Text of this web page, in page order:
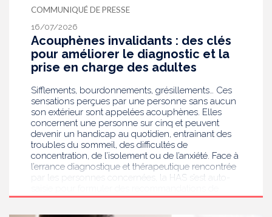
pour les autres professionnels travaillant dans les
établissements de santé ou dans les
établissements médicaux sociaux hébergeant des
personnes âgées, en contact avec des personnes à
risque de grippe sévère, avec un déploiement
prioritaire en Ehpad et en USLD.
COMMUNIQUÉ DE PRESSE
16/07/2026
Acouphènes invalidants : des clés
pour améliorer le diagnostic et la
prise en charge des adultes
Sifflements, bourdonnements, grésillements… Ces
sensations perçues par une personne sans aucun
son extérieur sont appelées acouphènes. Elles
concernent une personne sur cinq et peuvent
devenir un handicap au quotidien, entrainant des
troubles du sommeil, des difficultés de
concentration, de l’isolement ou de l’anxiété. Face à
l’errance diagnostique et thérapeutique rencontrée
par les personnes concernées, la HAS s’est auto-
bonnes pratiques pour améliorer le diagnostic et